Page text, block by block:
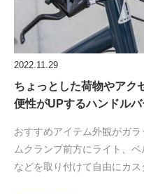
2022.11.29
ちょっとした荷物やアク
便性がUPするハンドルバ
おすすめアイテム外観がガ
ムクランプ前方にライト、
などを取り付けて自由にカス